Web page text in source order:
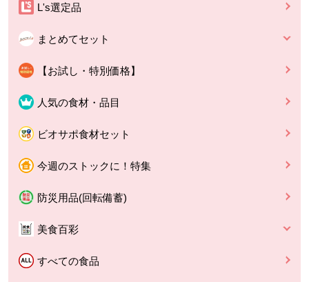
L's選定品
まとめてセット
【お試し・特別価格】
人気の食材・品目
ビオサポ食材セット
今週のストックに！特集
防災用品(回転備蓄)
美食百彩
すべての食品